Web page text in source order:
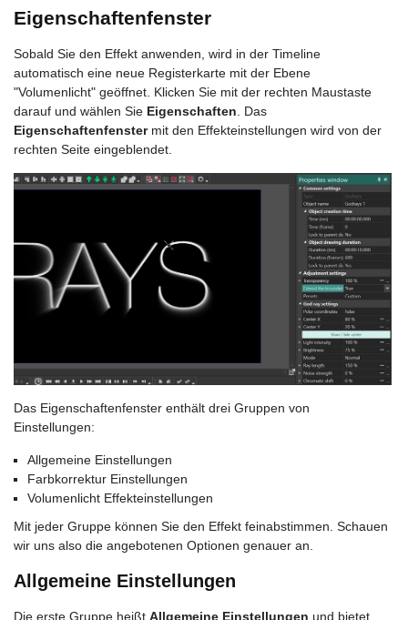
Eigenschaftenfenster
Sobald Sie den Effekt anwenden, wird in der Timeline
automatisch eine neue Registerkarte mit der Ebene
"Volumenlicht" geöffnet. Klicken Sie mit der rechten Maustaste
darauf und wählen Sie Eigenschaften . Das
Eigenschaftenfenstermit den Effekteinstellungen wird von der
rechten Seite eingeblendet.
Das Eigenschaftenfenster enthält drei Gruppen von
Einstellungen:
Allgemeine Einstellungen
Farbkorrektur Einstellungen
Volumenlicht Effekteinstellungen
Mit jeder Gruppe können Sie den Effekt feinabstimmen. Schauen
wir uns also die angebotenen Optionen genauer an.
Allgemeine Einstellungen
Die erste Gruppe heißt Allgemeine Einstellungen und bietet